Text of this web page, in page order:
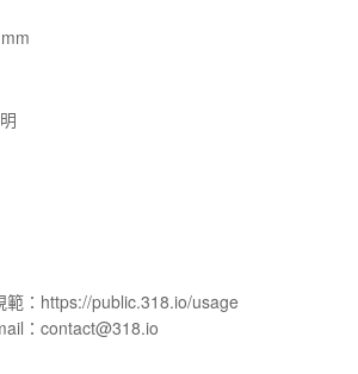
範：https://public.318.io/usage
：contact@318.io